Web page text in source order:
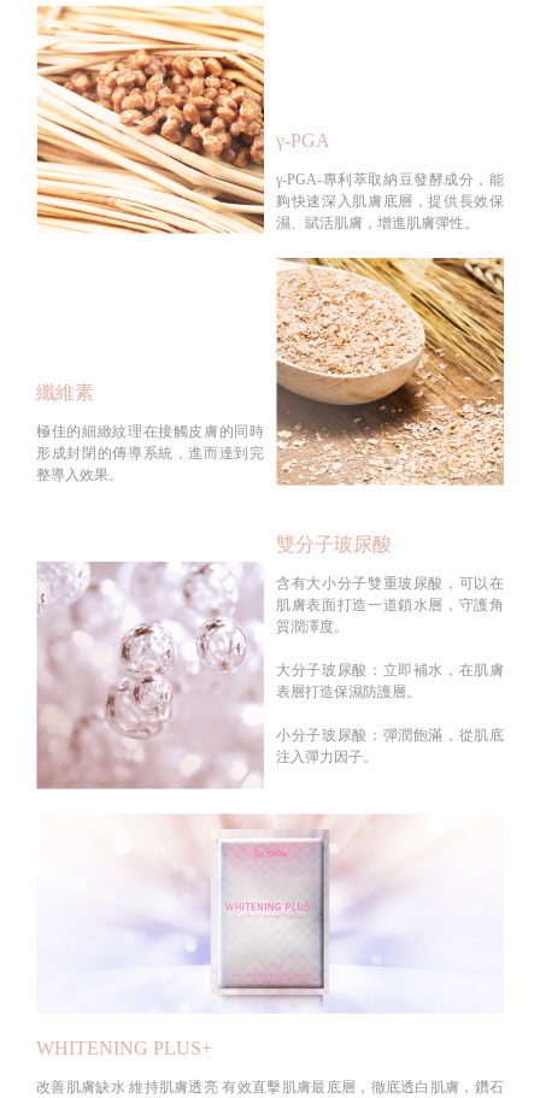
γ-PGA
γ-PGA-專利萃取納豆發酵成分，能
夠快速深入肌膚底層，提供長效保
濕、賦活肌膚，增進肌膚彈性。
纖維素
極佳的細緻紋理在接觸皮膚的同時
形成封閉的傳導系統，進而達到完
整導入效果。
雙分子玻尿酸
含有大小分子雙重玻尿酸，可以在
肌膚表面打造一道鎖水層，守護角
質潤澤度。
大分子玻尿酸：立即補水，在肌膚
表層打造保濕防護層。
小分子玻尿酸：彈潤飽滿，從肌底
注入彈力因子。
WHITENING PLUS+
改善肌膚缺水 維持肌膚透亮 有效直擊肌膚最底層，徹底透白肌膚，鑽石